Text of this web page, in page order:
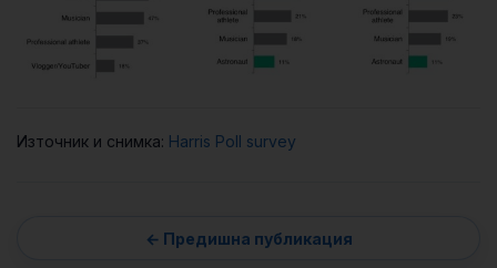
Източник и снимка: Harris Poll survey